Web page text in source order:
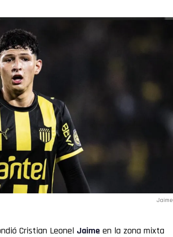
Jaime
Cristian Leonel Jaime en la zona mixta